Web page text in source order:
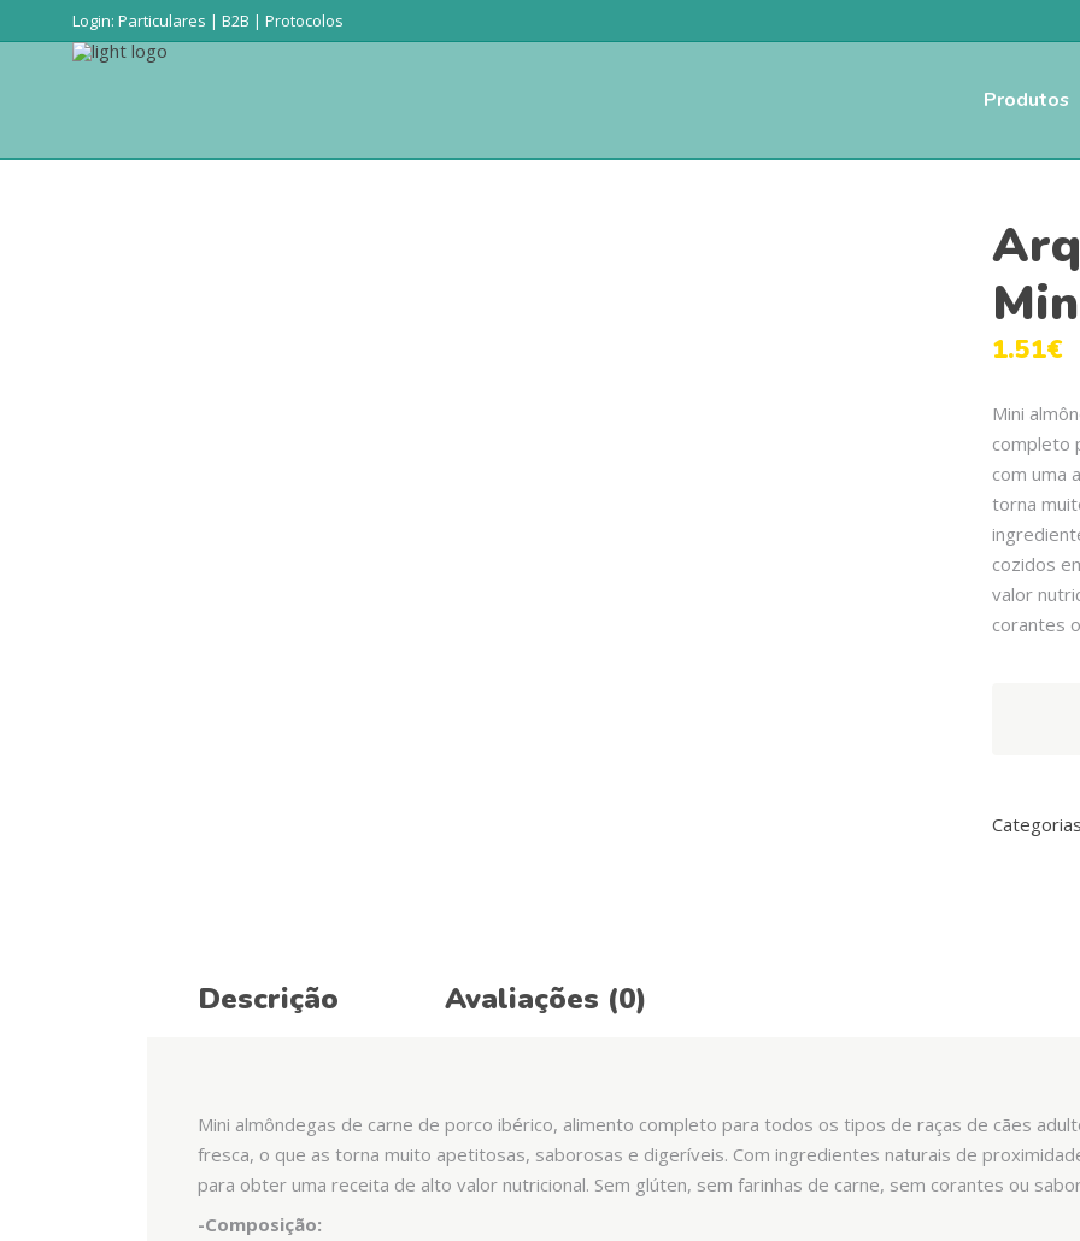
Login: Particulares | B2B | Protocolos
Produtos
1.51€
Mini
completo
com uma
torna
cozidos
valor
corantes
Meatballs
Descrição Avaliações (0)
Mini almôndegas de carne de porco ibérico, alimento completo para todos os tipos de raças de cães
fresca, o que as torna muito apetitosas, saborosas e digeríveis. Com ingredientes naturais de
para obter uma receita de alto valor nutricional. Sem glúten, sem farinhas de carne, sem corantes ou
-Composição: